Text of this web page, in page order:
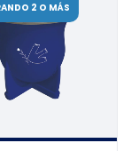
2 O MÁS